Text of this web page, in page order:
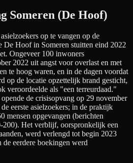
Someren (De Hoof)
op te vangen op de
De Hoof in Someren stuitten eind 2022
Ongeveer 100 inwoners
2022 uit angst voor overlast en met
te hoog waren, en in de dagen voordat
op de locatie opzettelijk brand gesticht,
veroordeelde als "een terreurdaad."
de crisisopvang op 29 november
eerste asielzoekers; in de praktijk
mensen opgevangen (berichten
200). Het verblijf, oorspronkelijk een
werd verlengd tot begin 2023
eerdere boekingen werd